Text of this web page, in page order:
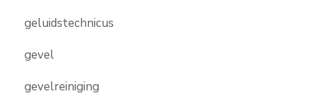
geluidstechnicus
gevel
gevelreiniging